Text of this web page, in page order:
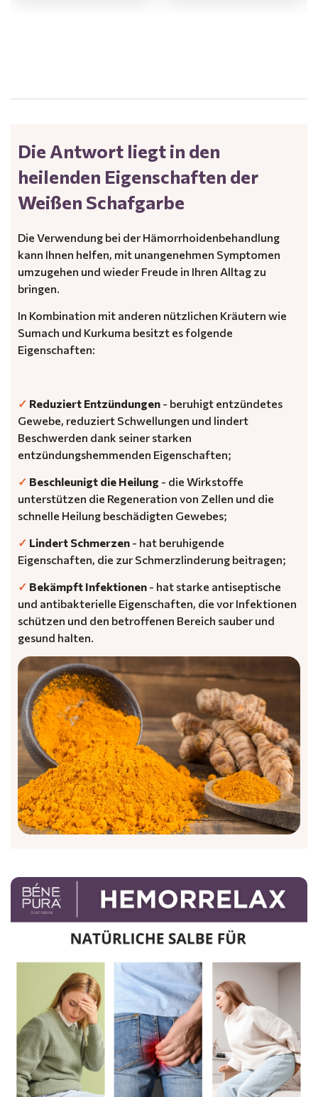
Die Antwort liegt in den
heilenden Eigenschaften der
Weißen Schafgarbe
Die Verwendung bei der Hämorrhoidenbehandlung
kann Ihnen helfen, mit unangenehmen Symptomen
umzugehen und wieder Freude in Ihren Alltag zu
bringen.
In Kombination mit anderen nützlichen Kräutern wie
Sumach und Kurkuma besitzt es folgende
Eigenschaften:
✓ Reduziert Entzündungen - beruhigt entzündetes
Gewebe, reduziert Schwellungen und lindert
Beschwerden dank seiner starken
entzündungshemmenden Eigenschaften;
✓ Beschleunigt die Heilung - die Wirkstoffe
unterstützen die Regeneration von Zellen und die
schnelle Heilung beschädigten Gewebes;
✓ Lindert Schmerzen - hat beruhigende
Eigenschaften, die zur Schmerzlinderung beitragen;
✓ Bekämpft Infektionen - hat starke antiseptische
und antibakterielle Eigenschaften, die vor Infektionen
schützen und den betroffenen Bereich sauber und
gesund halten.